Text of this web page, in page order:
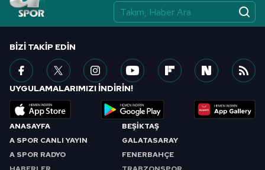
ANASAYFA
A SPOR CANLI YAYIN
A SPOR RADYO
BEŞİKTAŞ
GALATASARAY
FENERBAHÇE
BIZI TAKIP EDIN
UYGULAMALARIMIZI İNDİRİN!